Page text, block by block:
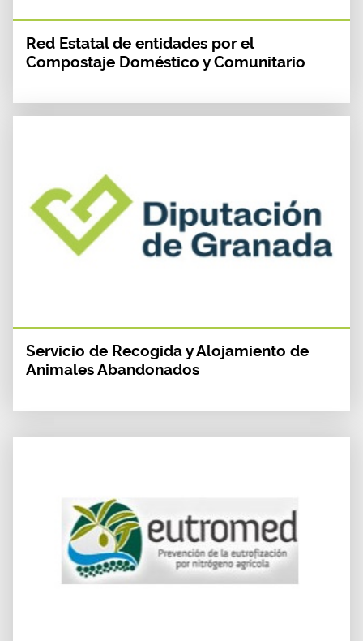
Red Estatal de entidades por el
Compostaje Doméstico y Comunitario
Servicio de Recogida y Alojamiento de
Animales Abandonados